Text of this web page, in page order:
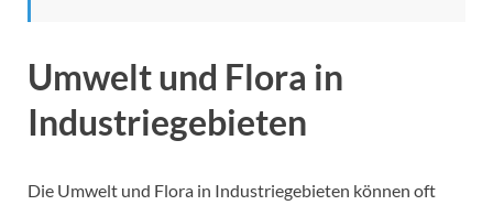
Umwelt und Flora in
Industriegebieten
Die Umwelt und Flora in Industriegebieten können oft